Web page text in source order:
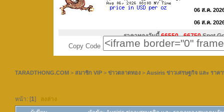
Copy Code
TARADTHONG.COM > สมาชิก VIP > ข่าวตลาดทอง > Ausiris ข่าวเศรษฐกิจ และ ราค
หน้า: [1] ลงล่าง